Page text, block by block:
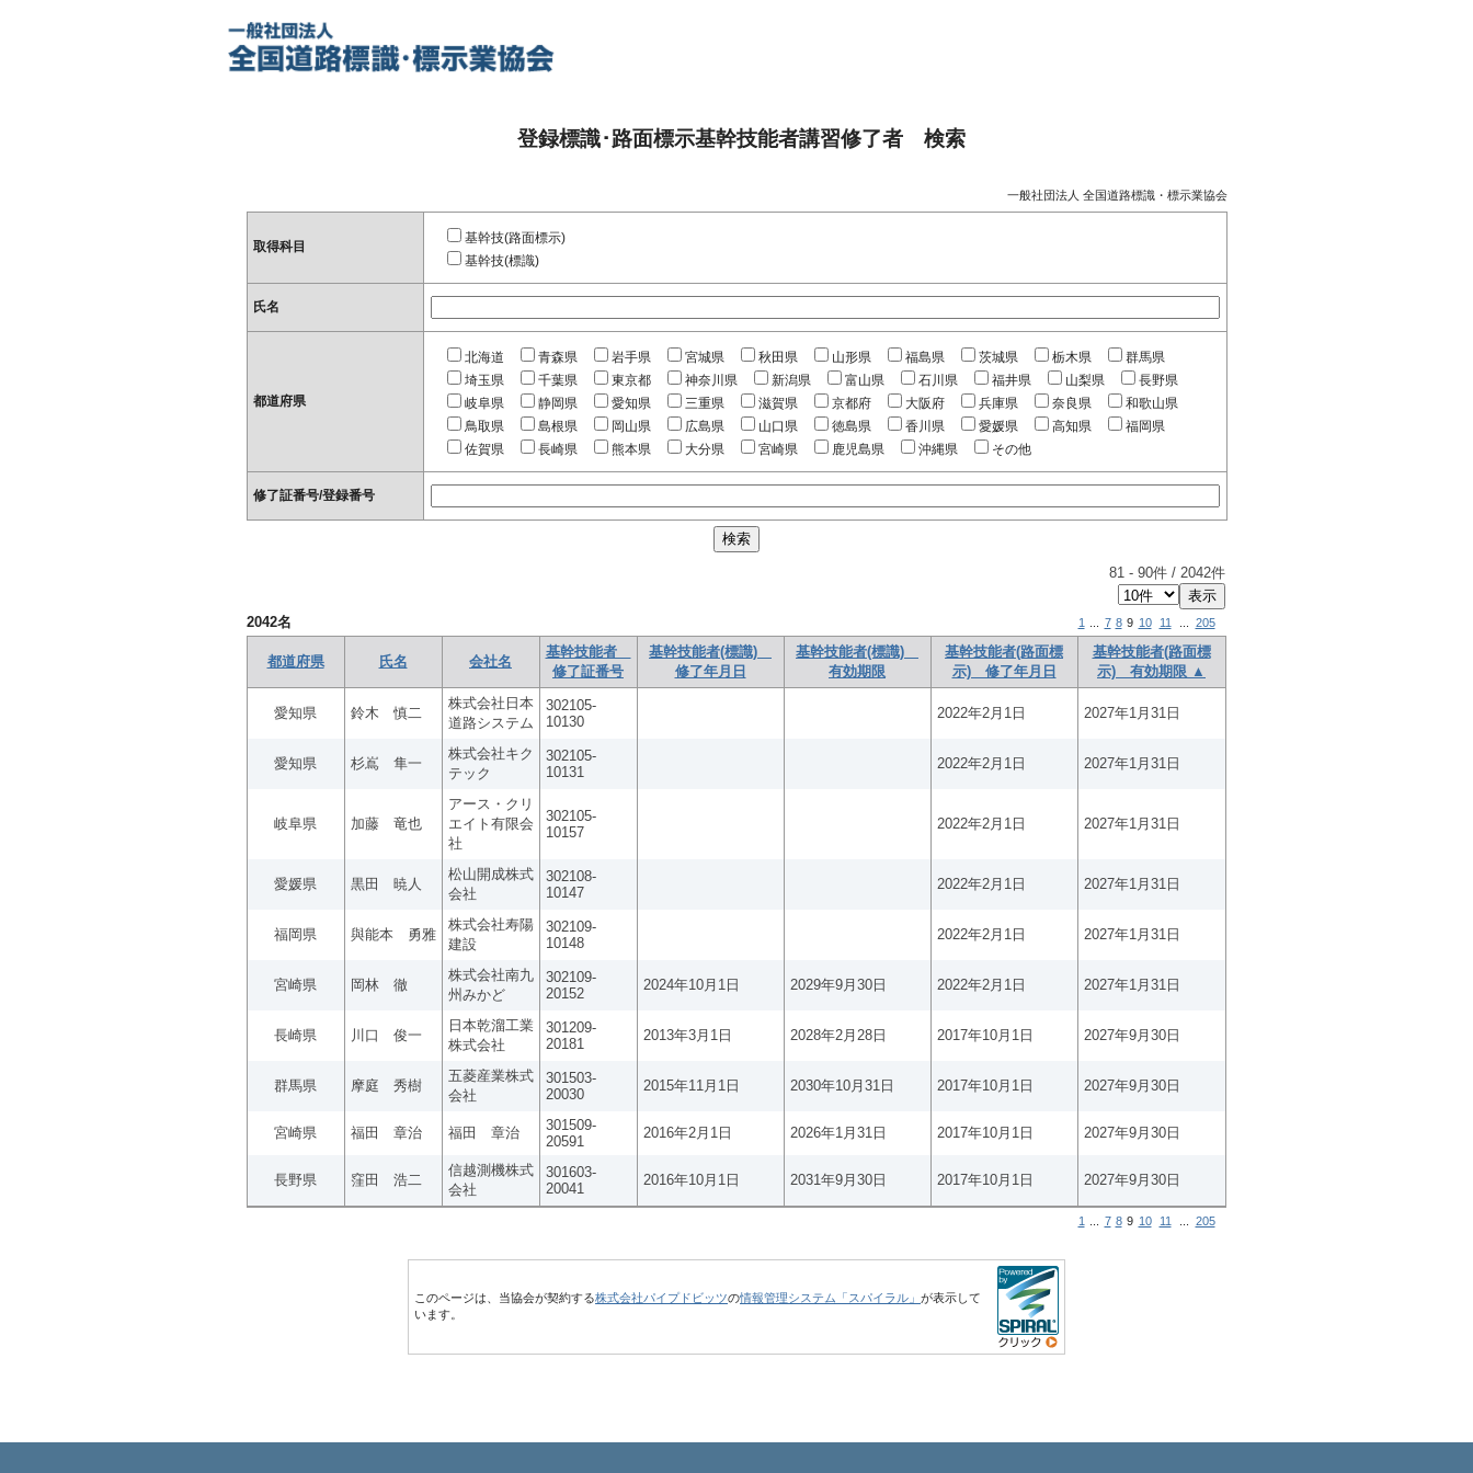
登録標識･路面標示基幹技能者講習修了者 検索
一般社団法人 全国道路標識・標示業協会
取得科目
基幹技(路面標示)
基幹技(標識)
氏名
都道府県
北海道 青森県 岩手県 宮城県 秋田県 山形県 福島県 茨城県 栃木県
群馬県
埼玉県
千葉県 東京都 神奈川県 新潟県 富山県 石川県 福井県 山梨県
長野県
岐阜県
静岡県 愛知県 三重県 滋賀県 京都府 大阪府 兵庫県 奈良県
和歌山県
鳥取県
島根県 岡山県 広島県 山口県 徳島県 香川県 愛媛県 高知県
福岡県
佐賀県
長崎県 熊本県 大分県 宮崎県 鹿児島県 沖縄県 その他
修了証番号/登録番号
81- 90件 / 2042件
2042名 1 7 8 9 10 11 205
都道府県 氏名 会社名
基幹技能者
修了証番号
基幹技能者(標識)
修了年月日
基幹技能者(標識)
有効期限
基幹技能者(路面標
示) 修了年月日
基幹技能者(路面標
示) 有効期限 ▲
愛知県 鈴木 慎二
株式会社日本
道路システム
302105-
10130
2022年2月1日 2027年1月31日
愛知県 杉嶌 隼一
株式会社キク
テック
302105-
10131
2022年2月1日 2027年1月31日
岐阜県 加藤 竜也
アース・クリ
エイト有限会
社
302105-
10157
2022年2月1日 2027年1月31日
愛媛県 黒田 暁人
松山開成株式
会社
302108-
10147
2022年2月1日 2027年1月31日
福岡県 與能本 勇雅
株式会社寿陽
建設
302109-
10148
2022年2月1日 2027年1月31日
宮崎県 岡林 徹
株式会社南九
州みかど
302109-
20152
2024年10月1日 2029年9月30日 2022年2月1日 2027年1月31日
長崎県 川口 俊一
日本乾溜工業
株式会社
301209-
20181
2013年3月1日 2028年2月28日 2017年10月1日 2027年9月30日
群馬県 摩庭 秀樹
五菱産業株式
会社
301503-
20030
2015年11月1日 2030年10月31日 2017年10月1日 2027年9月30日
宮崎県 福田 章治 福田 章治
301509-
20591
2016年2月1日 2026年1月31日 2017年10月1日 2027年9月30日
長野県 窪田 浩二
信越測機株式
会社
301603-
20041
2016年10月1日 2031年9月30日 2017年10月1日 2027年9月30日
1 7 8 9 10 11 205
このページは、当協会が契約する株式会社パイプドビッツの情報管理システム「スパイラル」 が表示して
います。